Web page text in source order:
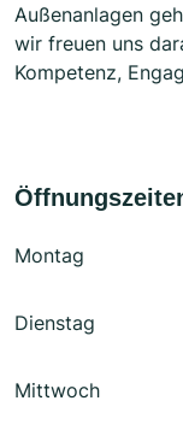
Außenanlagen
wir freuen uns
Kompetenz,
Montag
Dienstag
Mittwoch